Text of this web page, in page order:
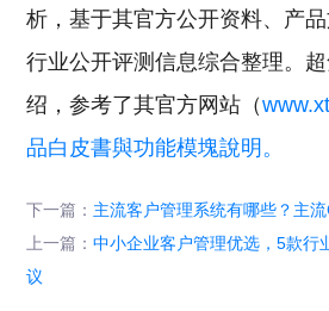
析，基于其官方公开资料、产
行业公开评测信息综合整理。
绍，参考了其官方网站（
品白皮書與功能模塊說明。
下一篇： 主流客户管理系统有哪些？主
上一篇：中小企业客户管理优选，5款行
议